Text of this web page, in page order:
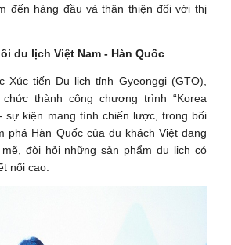
đến hàng đầu và thân thiện đối với thị
du lịch Việt Nam - Hàn Quốc
Xúc tiến Du lịch tỉnh Gyeonggi (GTO),
thành công chương trình “Korea
sự kiện mang tính chiến lược, trong bối
phá Hàn Quốc của du khách Việt đang
đòi hỏi những sản phẩm du lịch có
nối cao.